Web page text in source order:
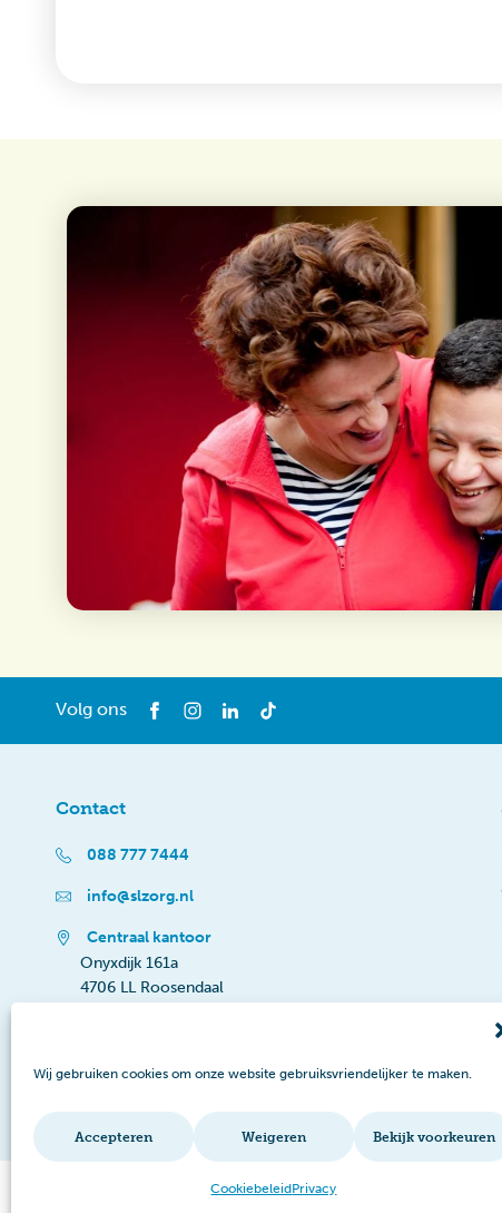
Wij gebruiken cookies om onze website gebruiksvriendelijker te maken.
Accepteren Weigeren Bekijk voorkeuren
CookiebeleidPrivacy
Volg ons
Contact
088 777 7444
info@slzorg.nl
Centraal kantoor
Onyxdijk 161a
4706 LL Roosendaal